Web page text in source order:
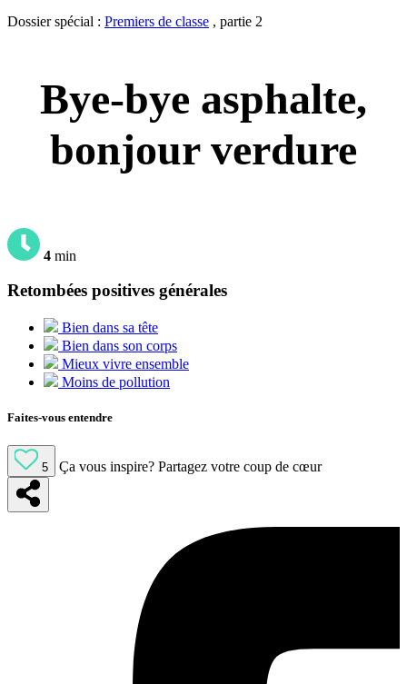
Dossier spécial : Premiers de classe , partie 2
Bye-bye asphalte,
bonjour verdure
4 min
Retombées positives générales
Bien dans sa tête
Bien dans son corps
Mieux vivre ensemble
Moins de pollution
Faites-vous entendre
5 Ça vous inspire? Partagez votre coup de cœur